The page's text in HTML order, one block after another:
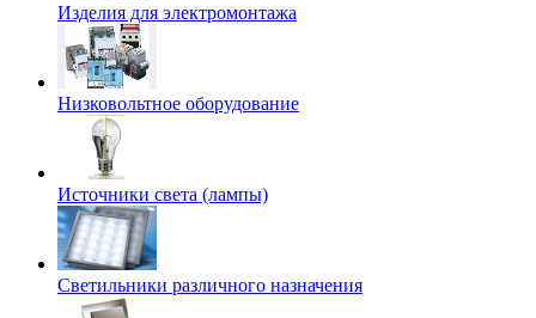
Изделия для электромонтажа
Низковольтное оборудование
Источники света (лампы)
Светильники различного назначения